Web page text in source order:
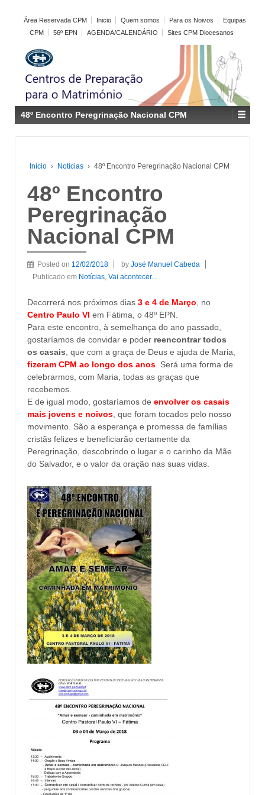
Área Reservada CPM Inicio Quem somos Para os Noivos
Equipas
CPM
56º EPN AGENDA/CALENDÁRIO Sites CPM Diocesanos
48º Encontro Peregrinação Nacional CPM
Início › Notícias › 48º Encontro Peregrinação Nacional CPM
48º Encontro
Peregrinação
Nacional CPM
Posted on 12/02/2018 by José Manuel Cabeda
Publicado em Notícias Vai acontecer...
Decorrerá nos próximos dias 3 e 4 de Março , no
Centro Paulo VI em Fátima, o 48º EPN.
Para este encontro, à semelhança do ano passado,
gostaríamos de convidar e poder reencontrar todos
os casais , que com a graça de Deus e ajuda de Maria,
fizeram CPM ao longo dos anos . Será uma forma de
celebrarmos, com Maria, todas as graças que
recebemos.
E de igual modo, gostaríamos de envolver os casais
mais jovens e noivos , que foram tocados pelo nosso
movimento. São a esperança e promessa de famílias
cristãs felizes e beneficiarão certamente da
Peregrinação, descobrindo o lugar e o carinho da Mãe
do Salvador, e o valor da oração nas suas vidas.